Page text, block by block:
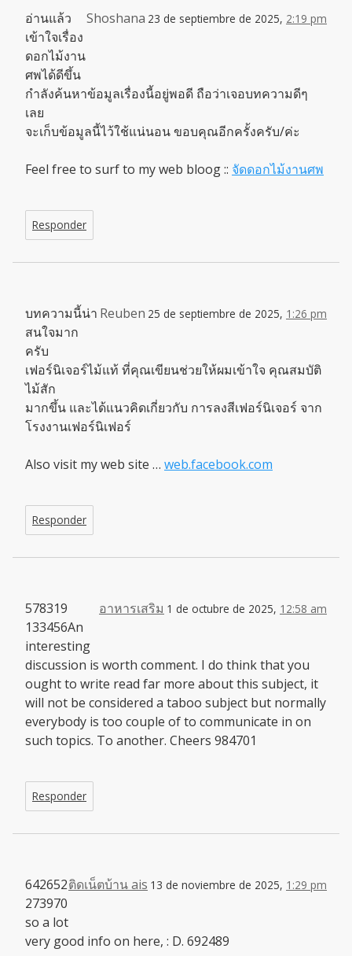
Shoshana 23 de septiembre de 2025, 2:19 pm
อ่านแล้ว
เข้าใจเรื่อง
ดอกไม้งาน
ศพได้ดีขึ้น
กำลังค้นหาข้อมูลเรื่องนี้อยู่พอดี ถือว่าเจอบทความดีๆ
เลย
จะเก็บข้อมูลนี้ไว้ใช้แน่นอน ขอบคุณอีกครั้งครับ/ค่ะ
Feel free to surf to my web bloog :: จัดดอกไม้งานศพ
Responder
Reuben 25 de septiembre de 2025, 1:26 pm
บทความนี้น่า
สนใจมาก
ครับ
เฟอร์นิเจอร์ไม้แท้ ที่คุณเขียนช่วยให้ผมเข้าใจ คุณสมบัติ
ไม้สัก
มากขึ้น และได้แนวคิดเกี่ยวกับ การลงสีเฟอร์นิเจอร์ จาก
โรงงานเฟอร์นิเฟอร์
Also visit my web site … web.facebook.com
Responder
อาหารเสริม 1 de octubre de 2025, 12:58 am
578319
133456An
interesting
discussion is worth comment. I do think that you
ought to write read far more about this subject, it
will not be considered a taboo subject but normally
everybody is too couple of to communicate in on
such topics. To another. Cheers 984701
Responder
ติดเน็ตบ้าน ais 13 de noviembre de 2025, 1:29 pm
642652
273970
so a lot
very good info on here, : D. 692489